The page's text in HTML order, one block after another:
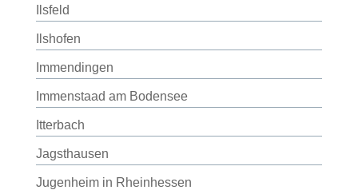
Ilsfeld
Ilshofen
Immendingen
Immenstaad am Bodensee
Itterbach
Jagsthausen
Jugenheim in Rheinhessen